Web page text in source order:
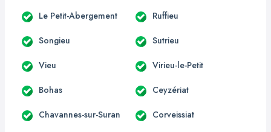
Le Petit-Abergement Ruffieu
Songieu Sutrieu
Vieu Virieu-le-Petit
Bohas Ceyzériat
Chavannes-sur-Suran Corveissiat